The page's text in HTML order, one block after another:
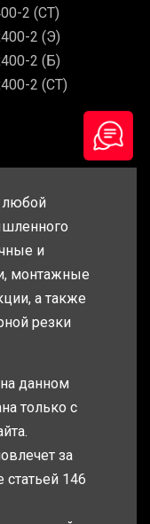
2 (СТ)
2 (Э)
2 (Б)
2 (СТ)
и
монтажные
а также
резки
данном
только с
за
146